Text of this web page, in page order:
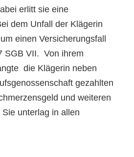
erlitt sie eine
dem Unfall der Klägerin
einen Versicherungsfall
SGB VII. Von ihrem
die Klägerin neben
gezahlten
und weiteren
unterlag in allen